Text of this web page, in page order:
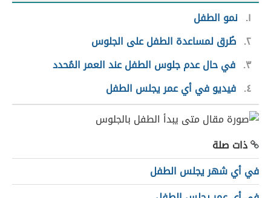
١ نمو الطفل
٢ طُرق لمساعدة الطفل على الجلوس
٣ في حال عدم جلوس الطفل عند العمر المُحدد
٤ فيديو في أي عمر يجلس الطفل
ذات صلة
في أي شهر يجلس الطفل